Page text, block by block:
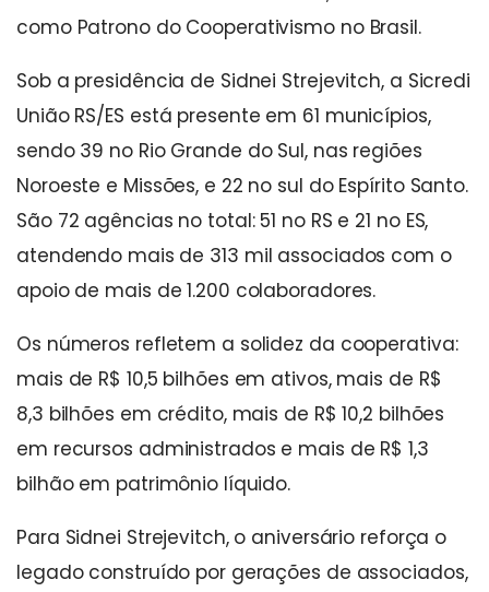
como Patrono do Cooperativismo no Brasil.
Sob a presidência de Sidnei Strejevitch, a Sicredi
União RS/ES está presente em 61 municípios,
sendo 39 no Rio Grande do Sul, nas regiões
Noroeste e Missões, e 22 no sul do Espírito Santo.
São 72 agências no total: 51 no RS e 21 no ES,
atendendo mais de 313 mil associados com o
apoio de mais de 1.200 colaboradores.
Os números refletem a solidez da cooperativa:
mais de R$ 10,5 bilhões em ativos, mais de R$
8,3 bilhões em crédito, mais de R$ 10,2 bilhões
em recursos administrados e mais de R$ 1,3
bilhão em patrimônio líquido.
Para Sidnei Strejevitch, o aniversário reforça o
legado construído por gerações de associados,